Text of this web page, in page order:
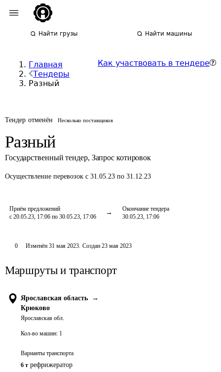
Найти грузы Найти машины
Главная
Тендеры
Разный
Как участвовать в тендере
Тендер отменён Несколько поставщиков
Разный
Государственный тендер, Запрос котировок
Осуществление перевозок с 31.05.23 по 31.12.23
Приём предложений
с 20.05.23, 17:06 по 30.05.23, 17:06
Окончание тендера
30.05.23, 17:06
0 Изменён 31 мая 2023. Создан 23 мая 2023
Маршруты и транспорт
Ярославская область
→
Крюково
Ярославская обл.
Кол-во машин: 1
Варианты транспорта
6 т рефрижератор